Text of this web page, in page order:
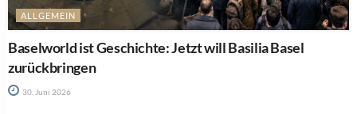
ALLGEMEIN
Baselworld ist Geschichte: Jetzt will Basilia Basel
zurückbringen
30. Juni 2026